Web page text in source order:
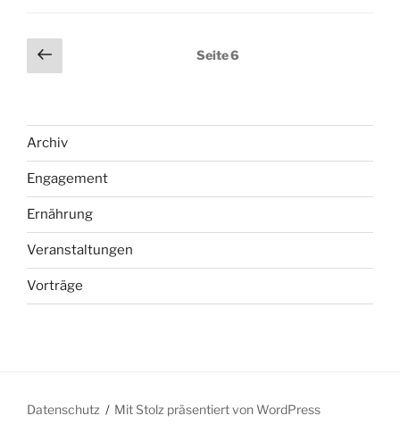
Seitennummerierung
der
Vorherige
Seite
Seite6
Archiv
Engagement
Ernährung
Veranstaltungen
Vorträge
Datenschutz Mit Stolz präsentiert von WordPress